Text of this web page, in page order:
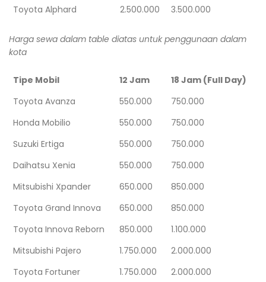
Toyota Alphard 2.500.000 3.500.000
Harga sewa dalam table diatas untuk penggunaan dalam
kota
Tipe Mobil 12 Jam
18 Jam (Full Day)
Toyota Avanza
550.000
750.000
Honda Mobilio
550.000
750.000
Suzuki Ertiga
550.000
750.000
Daihatsu Xenia
550.000
750.000
Mitsubishi Xpander
650.000
850.000
Toyota Grand Innova
650.000
850.000
Toyota Innova Reborn
850.000
1.100.000
Mitsubishi Pajero
1.750.000
2.000.000
Toyota Fortuner
1.750.000
2.000.000